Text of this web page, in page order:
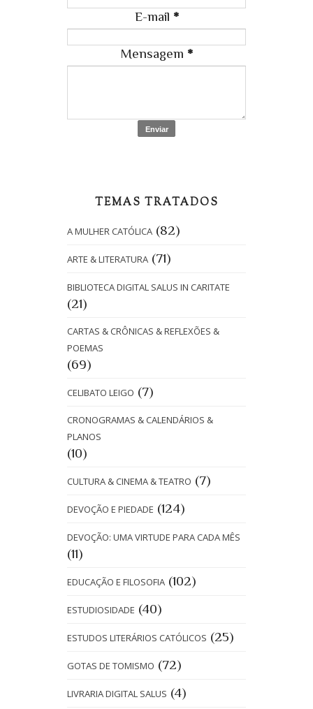
E-mail *
Mensagem *
TEMAS TRATADOS
A MULHER CATÓLICA (82)
ARTE & LITERATURA (71)
BIBLIOTECA DIGITAL SALUS IN CARITATE
(21)
CARTAS & CRÔNICAS & REFLEXÕES &
POEMAS
(69)
CELIBATO LEIGO (7)
CRONOGRAMAS & CALENDÁRIOS &
PLANOS
(10)
CULTURA & CINEMA & TEATRO (7)
DEVOÇÃO E PIEDADE (124)
DEVOÇÃO: UMA VIRTUDE PARA CADA MÊS
(11)
EDUCAÇÃO E FILOSOFIA (102)
ESTUDIOSIDADE (40)
ESTUDOS LITERÁRIOS CATÓLICOS (25)
GOTAS DE TOMISMO (72)
LIVRARIA DIGITAL SALUS (4)